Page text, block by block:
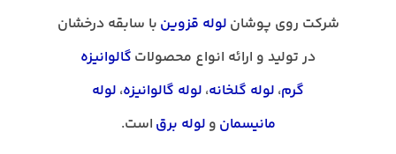
شرکت روی پوشان لوله قزوین با سابقه درخشان
در تولید و ارائه انواع محصولات گالوانیزه
گرم، لوله گلخانه، لوله گالوانیزه، لوله
مانیسمان و لوله برق است.